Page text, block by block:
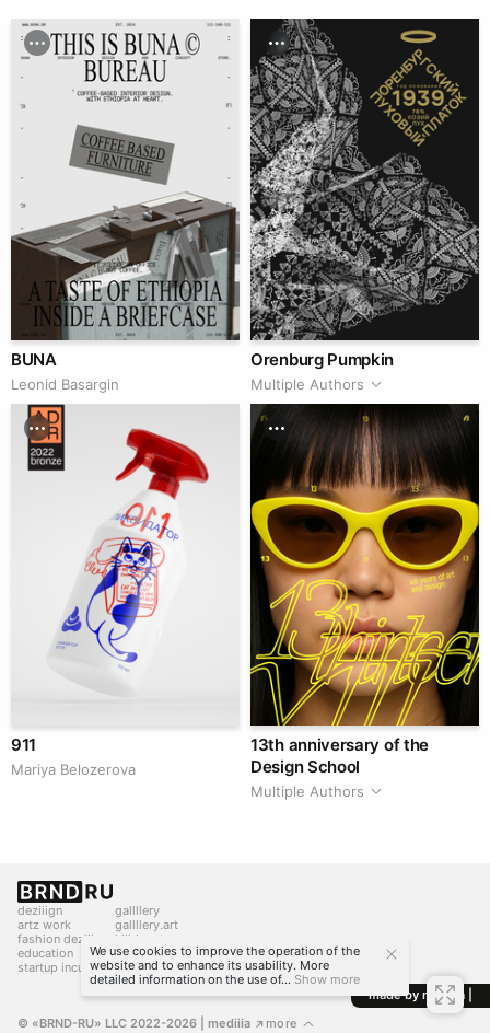
BUNA
Leonid Basargin
Orenburg Pumpkin
Multiple Authors
911
Mariya Belozerova
13th anniversary of the
Design School
Multiple Authors
deziiign
artz work
fashion deziiign
education
startup incubator
gallllery
gallllery.art
kiiids.art
made by mediiia |
© «BRND-RU» LLC 2022-2026 | mediiia ↗ more
We use cookies to improve the operation of the
website and to enhance its usability. More
detailed information on the use of... Show more